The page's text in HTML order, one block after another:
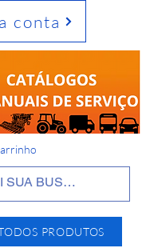
PRODUTOS
conta